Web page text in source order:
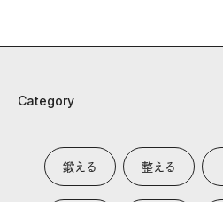
Category
鍛える 整える